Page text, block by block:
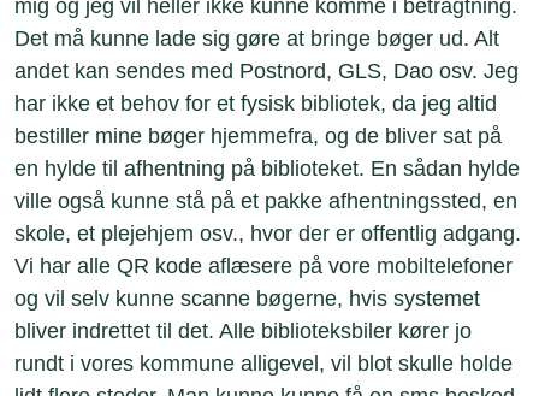
mig og jeg vil heller ikke kunne komme i betragtning.
Det må kunne lade sig gøre at bringe bøger ud. Alt
andet kan sendes med Postnord, GLS, Dao osv. Jeg
har ikke et behov for et fysisk bibliotek, da jeg altid
bestiller mine bøger hjemmefra, og de bliver sat på
en hylde til afhentning på biblioteket. En sådan hylde
ville også kunne stå på et pakke afhentningssted, en
skole, et plejehjem osv., hvor der er offentlig adgang.
Vi har alle QR kode aflæsere på vore mobiltelefoner
og vil selv kunne scanne bøgerne, hvis systemet
bliver indrettet til det. Alle biblioteksbiler kører jo
rundt i vores kommune alligevel, vil blot skulle holde